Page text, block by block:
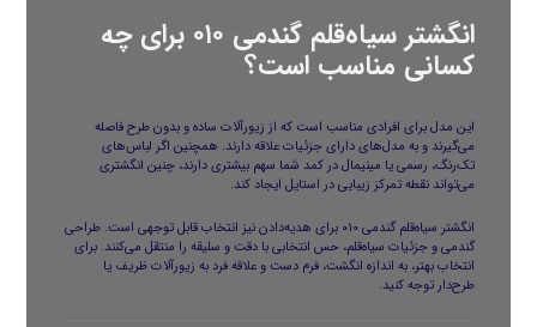
انگشتر سیاه‌قلم گندمی ۰۱۰ برای چه
کسانی مناسب است؟
این مدل برای افرادی مناسب است که از زیورآلات ساده و بدون طرح فاصله
می‌گیرند و به مدل‌های دارای جزئیات علاقه دارند. همچنین اگر لباس‌های
تک‌رنگ، رسمی یا مینیمال در کمد شما سهم بیشتری دارند، چنین انگشتری
می‌تواند نقطه تمرکز زیبایی در استایل ایجاد کند.
انگشتر سیاه‌قلم گندمی ۰۱۰ برای هدیه‌دادن نیز انتخاب قابل توجهی است. طراحی
گندمی و جزئیات سیاه‌قلم، حس انتخابی با دقت و سلیقه را منتقل می‌کنند. برای
انتخاب بهتر، به اندازه انگشت، فرم دست و علاقه فرد به زیورآلات ظریف یا
طرح‌دار توجه کنید.